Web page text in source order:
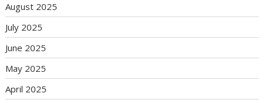
August 2025
July 2025
June 2025
May 2025
April 2025